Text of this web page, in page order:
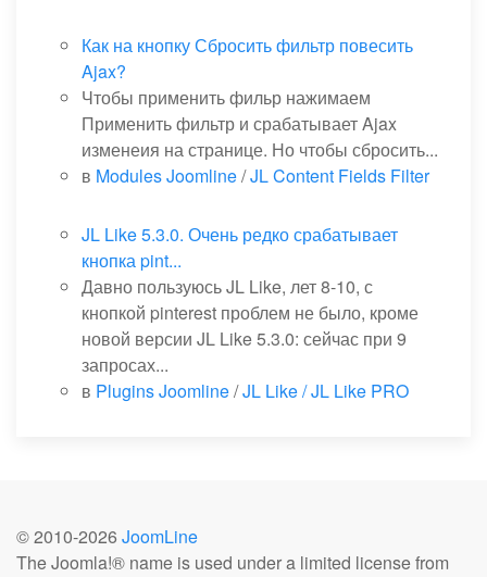
Как на кнопку Сбросить фильтр повесить
Ajax?
Чтобы применить фильр нажимаем
Применить фильтр и срабатывает Ajax
изменеия на странице. Но чтобы сбросить...
в Modules Joomline/JL Content Fields Filter
JL Like 5.3.0. Очень редко срабатывает
кнопка pint...
Давно пользуюсь JL Like, лет 8-10, с
кнопкой pinterest проблем не было, кроме
новой версии JL Like 5.3.0: сейчас при 9
запросах...
в Plugins Joomline/JL Like / JL Like PRO
© 2010-2026 JoomLine
The Joomla!® name is used under a limited license from